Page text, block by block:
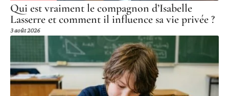
Qui est vraiment le compagnon d’Isabelle
Lasserre et comment il influence sa vie privée ?
3 août 2026